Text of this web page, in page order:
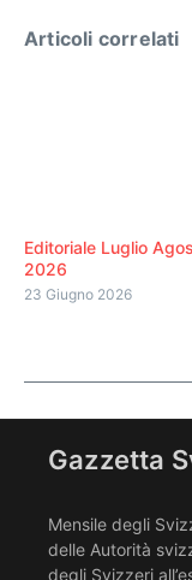
Articoli correlati
Editoriale Luglio
2026
23 Giugno 2026
Gazzetta
Mensile degli
delle Autorità
degli Svizzeri